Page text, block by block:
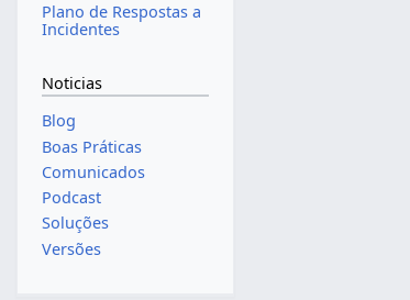
Plano de Respostas a
Incidentes
Noticias
Blog
Boas Práticas
Comunicados
Podcast
Soluções
Versões